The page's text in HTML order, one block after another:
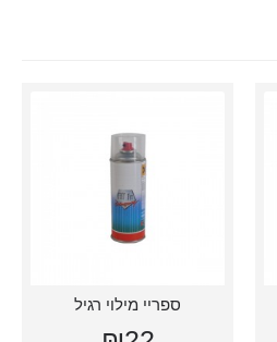
ספריי מילוי רגיל